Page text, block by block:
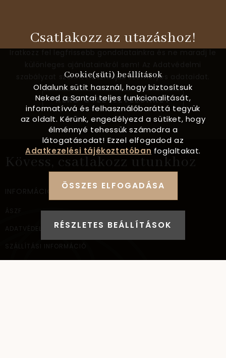
Csatlakozz az utazáshoz!
szabályzat szerint használjuk személyes adataidat.
KÉRD ÖTLETLEVELÜNKET
Kövess, csatlakozz utunkhoz
INFORMÁCIÓ
ÁSZF
ADATVÉDELEM
SZÁLLÍTÁSI INFORMÁCIÓ
Cookie(süti) beállítások
Oldalunk sütit használ, hogy biztosítsuk
Neked a Santai teljes funkcionalitását,
informatívvá és felhasználóbaráttá tegyük
az oldalt. Kérünk, engedélyezd a sütiket, hogy
élménnyé tehessük számodra a
látogatásodat! Ezzel elfogadod az
Adatkezelési tájékoztatóban foglaltakat.
ÖSSZES ELFOGADÁSA
RÉSZLETES BEÁLLÍTÁSOK